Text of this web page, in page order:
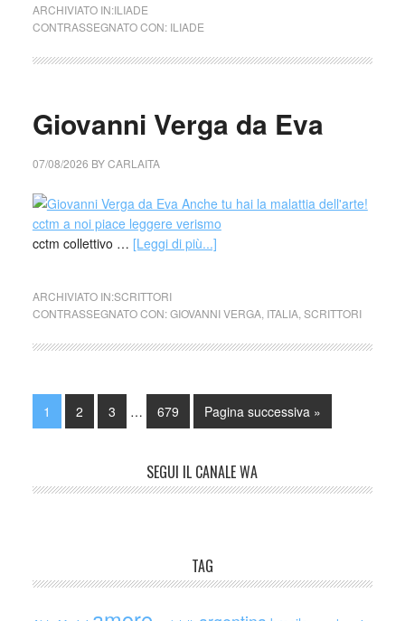
ARCHIVIATO IN:ILIADE
CONTRASSEGNATO CON: ILIADE
Giovanni Verga da Eva
07/08/2026 BYCARLAITA
cctm collettivo … [Leggi di più...]
ARCHIVIATO IN:SCRITTORI
CONTRASSEGNATO CON:GIOVANNI VERGA, ITALIA, SCRITTORI
1 2 3 … 679 Pagina successiva »
SEGUI IL CANALE WA
TAG